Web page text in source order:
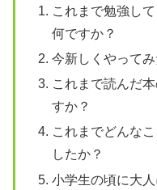
これまで勉強し
何ですか？
今新しくやって
これまで読んだ
すか？
これまでどんな
したか？
小学生の頃に大